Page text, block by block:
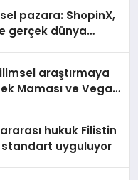
pazara: ShopinX,
gerçek dünya
araştırmaya
Maması ve Vegan
hukuk Filistin
uyguluyor